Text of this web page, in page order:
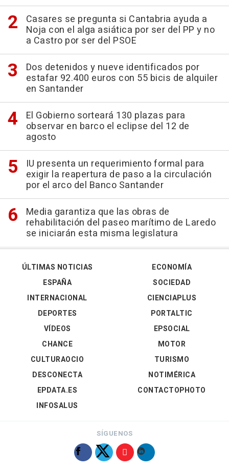
Casares se pregunta si Cantabria ayuda a
Noja con el alga asiática por ser del PP y no
a Castro por ser del PSOE
Dos detenidos y nueve identificados por
estafar 92.400 euros con 55 bicis de alquiler
en Santander
El Gobierno sorteará 130 plazas para
observar en barco el eclipse del 12 de
agosto
IU presenta un requerimiento formal para
exigir la reapertura de paso a la circulación
por el arco del Banco Santander
Media garantiza que las obras de
rehabilitación del paseo marítimo de Laredo
se iniciarán esta misma legislatura
ÚLTIMAS NOTICIAS
ESPAÑA
INTERNACIONAL
DEPORTES
VÍDEOS
ECONOMÍA
SOCIEDAD
CIENCIAPLUS
PORTALTIC
EPSOCIAL
CHANCE
CULTURAOCIO
DESCONECTA
EPDATA.ES
INFOSALUS
MOTOR
TURISMO
NOTIMÉRICA
CONTACTOPHOTO
SÍGUENOS